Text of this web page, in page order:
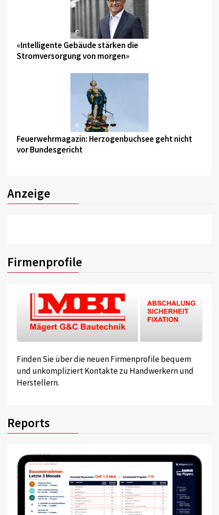
©
«Intelligente Gebäude stärken die
Stromversorgung von morgen»
©
Feuerwehrmagazin: Herzogenbuchsee geht nicht
vor Bundesgericht
Anzeige
Firmenprofile
Finden Sie über die neuen Firmenprofile bequem
und unkompliziert Kontakte zu Handwerkern und
Herstellern.
Reports